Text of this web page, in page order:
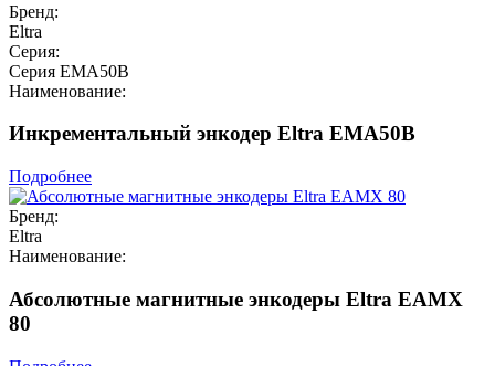
Бренд:
Eltra
Серия:
Серия EMA50B
Наименование:
Инкрементальный энкодер Eltra EMA50B
Подробнее
Бренд:
Eltra
Наименование:
Абсолютные магнитные энкодеры Eltra EAMX
80